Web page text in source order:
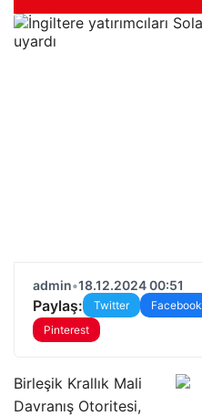
admin•18.12.2024 00:51
Paylaş: Twitter Facebook
Pinterest
Birleşik Krallık Mali
Davranış Otoritesi,